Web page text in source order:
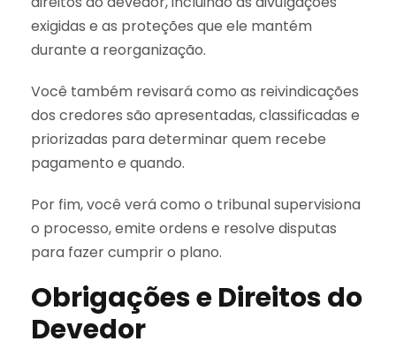
exigidas e as proteções que ele mantém
durante a reorganização.
Você também revisará como as reivindicações
dos credores são apresentadas, classificadas e
priorizadas para determinar quem recebe
pagamento e quando.
Por fim, você verá como o tribunal supervisiona
o processo, emite ordens e resolve disputas
para fazer cumprir o plano.
Obrigações e Direitos do
Devedor